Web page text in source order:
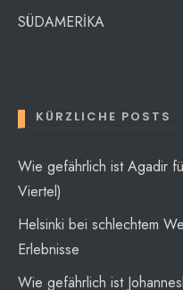
SÜDAMERİKA
KÜRZLICHE POSTS
Wie gefährlich ist Agadir
Viertel)
Helsinki bei schlechtem
Erlebnisse
Wie gefährlich ist